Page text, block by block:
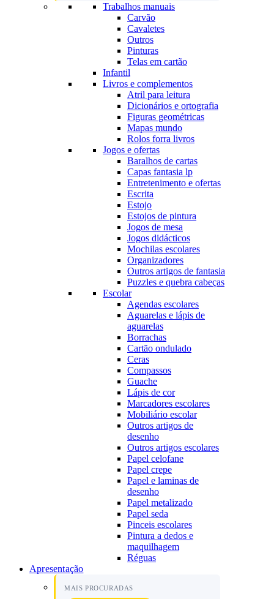
Trabalhos manuais
Carvão
Cavaletes
Outros
Pinturas
Telas em cartão
Infantil
Livros e complementos
Atril para leitura
Dicionários e ortografia
Figuras geométricas
Mapas mundo
Rolos forra livros
Jogos e ofertas
Baralhos de cartas
Capas fantasia lp
Entretenimento e ofertas
Escrita
Estojo
Estojos de pintura
Jogos de mesa
Jogos didácticos
Mochilas escolares
Organizadores
Outros artigos de fantasia
Puzzles e quebra cabeças
Escolar
Agendas escolares
Aguarelas e lápis de
aguarelas
Borrachas
Cartão ondulado
Ceras
Compassos
Guache
Lápis de cor
Marcadores escolares
Mobiliário escolar
Outros artigos de
desenho
Outros artigos escolares
Papel celofane
Papel crepe
Papel e laminas de
desenho
Papel metalizado
Papel seda
Pinceis escolares
Pintura a dedos e
maquilhagem
Réguas
Apresentação
MAIS PROCURADAS